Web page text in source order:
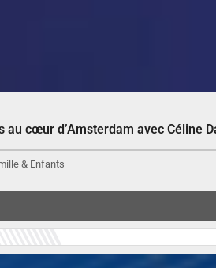
au cœur d’Amsterdam avec Céline
& Enfants